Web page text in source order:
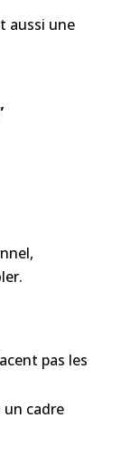
aussi une
pas les
cadre